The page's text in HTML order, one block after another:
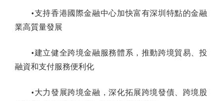
•支持香港國際金融中心加快富有深圳特點的金融
業高質量發展
•建立健全跨境金融服務體系，推動跨境貿易、投
融資和支付服務便利化
•大力發展跨境金融，深化拓展跨境發債、跨境股